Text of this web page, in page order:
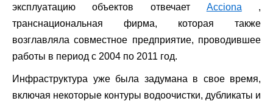
эксплуатацию объектов отвечает Acciona ,
транснациональная фирма, которая также
возглавляла совместное предприятие, проводившее
работы в период с 2004 по 2011 год.
Инфраструктура уже была задумана в свое время,
включая некоторые контуры водоочистки, дубликаты и